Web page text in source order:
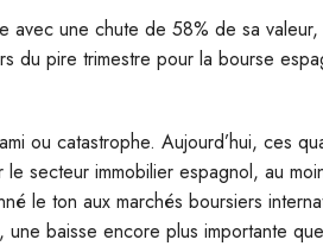
avec une chute de 58% de sa
du pire trimestre pour la bourse
ou catastrophe. Aujourd’hui, ces
secteur immobilier espagnol, au
le ton aux marchés boursiers
baisse encore plus importante